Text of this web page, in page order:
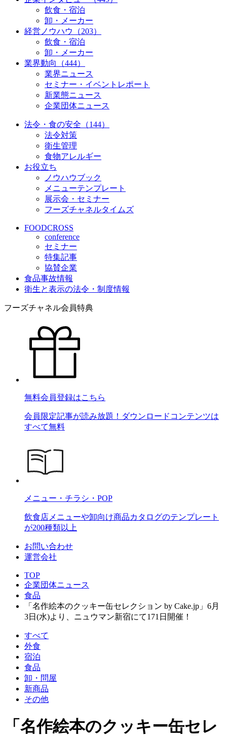
飲食・宿泊
卸・メーカー
経営ノウハウ（203）
飲食・宿泊
卸・メーカー
業界動向（444）
業界ニュース
セミナー・イベントレポート
新業態ニュース
企業団体ニュース
法令・食の安全（144）
法令対策
衛生管理
食物アレルギー
お役立ち
ノウハウブック
メニューテンプレート
展示会・セミナー
フーズチャネルタイムズ
FOODCROSS
conference
セミナー
特集記事
協賛企業
食品事故情報
衛生と表示の法令・制度情報
フーズチャネル会員特典
無料会員登録はこちら
会員限定記事が読み放題！ダウンロードコンテンツは
すべて無料
メニュー・チラシ・POP
飲食店メニューや卸向け商品カタログのテンプレート
が200種類以上
お問い合わせ
運営会社
TOP
企業団体ニュース
食品
「名作絵本のクッキー缶セレクション by Cake.jp」6月
3日(水)より、ニュウマン新宿にて171日開催！
すべて
外食
宿泊
食品
卸・問屋
新商品
その他
「名作絵本のクッキー缶セレ